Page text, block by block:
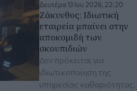
Δευτέρα 13 Ιου 2026, 22:20
Ζάκυνθος: Ιδιωτική
εταιρεία μπαίνει στην
αποκομιδή των
σκουπιδιών
Δεν πρόκειται για
ιδιωτικοποίηση της
υπηρεσίας καθαριότητας,